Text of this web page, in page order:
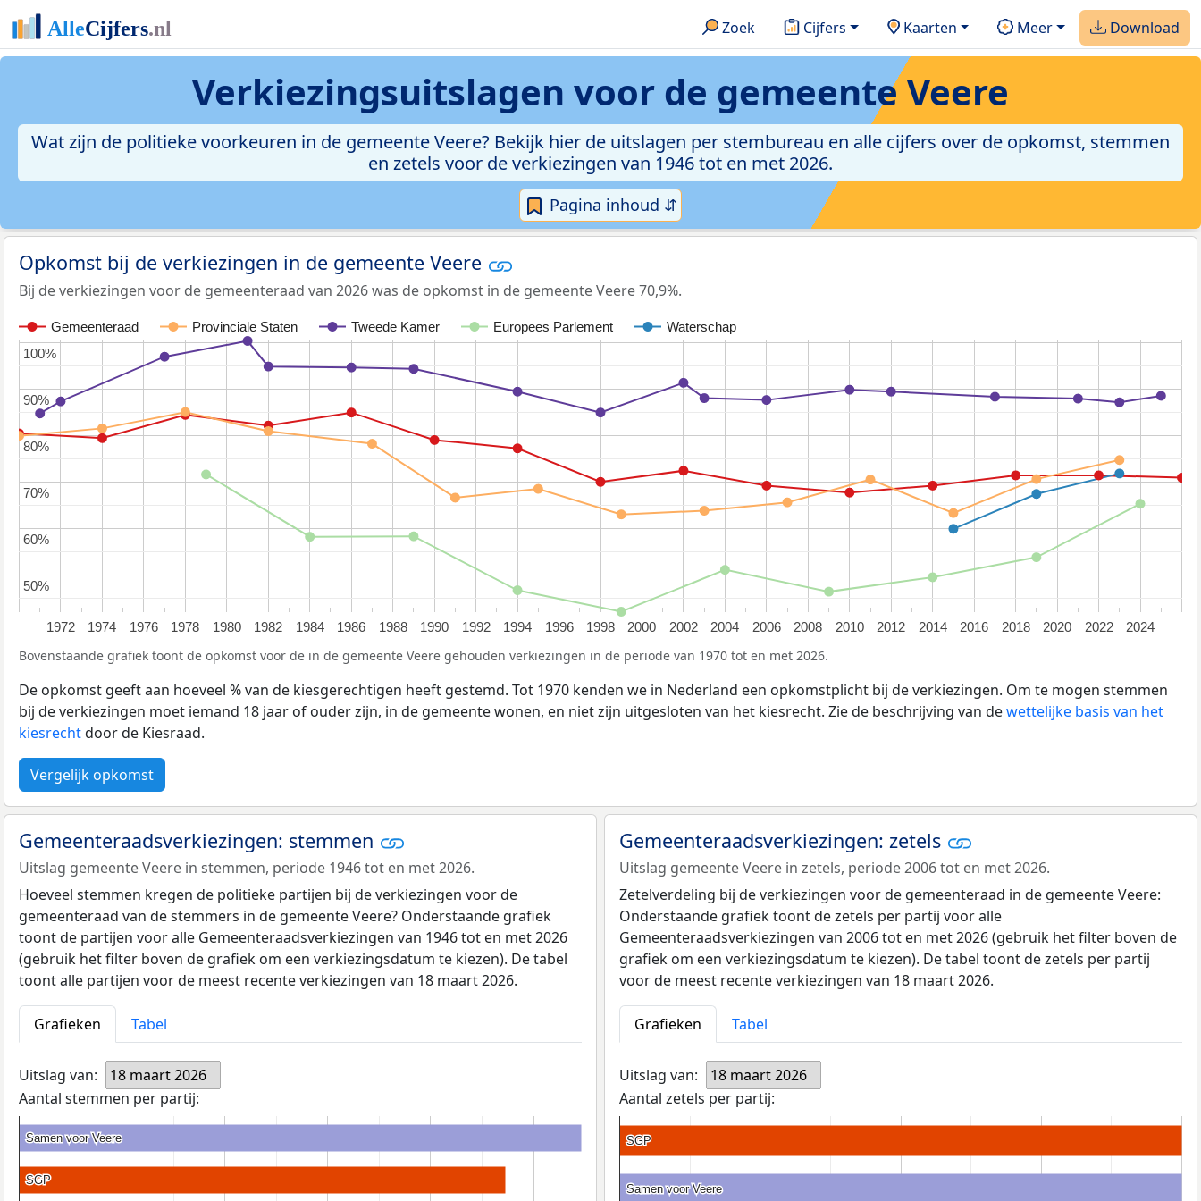
Zoek Cijfers Kaarten Meer Download
Verkiezingsuitslagen voor de gemeente Veere
Wat zijn de politieke voorkeuren in de gemeente Veere? Bekijk hier de uitslagen per stembureau en alle cijfers over de opkomst, stemmen
en zetels voor de verkiezingen van 1946 tot en met 2026.
Pagina inhoud ⇵
Opkomst bij de verkiezingen in de gemeente Veere
Bij de verkiezingen voor de gemeenteraad van 2026 was de opkomst in de gemeente Veere 70,9%.
Gemeenteraad Provinciale Staten Tweede Kamer Europees Parlement Waterschap
1972 1974 1976 1978 1980 1982 1984 1986 1988 1990 1992 1994 1996 1998 2000 2002 2004 2006 2008 2010 2012 2014 2016 2018 2020 2022 2024
50%
50%
60%
60%
70%
70%
80%
80%
90%
90%
100%
100%
Bovenstaande grafiek toont de opkomst voor de in de gemeente Veere gehouden verkiezingen in de periode van 1970 tot en met 2026.
De opkomst geeft aan hoeveel % van de kiesgerechtigen heeft gestemd. Tot 1970 kenden we in Nederland een opkomstplicht bij de verkiezingen. Om te mogen stemmen
bij de verkiezingen moet iemand 18 jaar of ouder zijn, in de gemeente wonen, en niet zijn uitgesloten van het kiesrecht. Zie de beschrijving van dewettelijke basis van het
kiesrechtdoor de Kiesraad.
Vergelijk opkomst
Gemeenteraadsverkiezingen: stemmen
Uitslag gemeente Veere in stemmen, periode 1946 tot en met 2026.
Hoeveel stemmen kregen de politieke partijen bij de verkiezingen voor de
gemeenteraad van de stemmers in de gemeente Veere? Onderstaande grafiek
toont de partijen voor alle Gemeenteraadsverkiezingen van 1946 tot en met 2026
(gebruik het filter boven de grafiek om een verkiezingsdatum te kiezen). De tabel
toont alle partijen voor de meest recente verkiezingen van 18 maart 2026.
Grafieken Tabel
Uitslag van:
18 maart 2026
Aantal stemmen per partij:
Samen voor Veere
Samen voor Veere
SGP
SGP
Gemeenteraadsverkiezingen: zetels
Uitslag gemeente Veere in zetels, periode 2006 tot en met 2026.
Zetelverdeling bij de verkiezingen voor de gemeenteraad in de gemeente Veere:
Onderstaande grafiek toont de zetels per partij voor alle
Gemeenteraadsverkiezingen van 2006 tot en met 2026 (gebruik het filter boven de
grafiek om een verkiezingsdatum te kiezen). De tabel toont de zetels per partij
voor de meest recente verkiezingen van 18 maart 2026.
Grafieken Tabel
Uitslag van:
18 maart 2026
Aantal zetels per partij:
SGP
SGP
Samen voor Veere
Samen voor Veere